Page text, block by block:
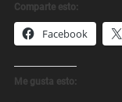
Comparte esto:
Facebook
Me gusta esto: